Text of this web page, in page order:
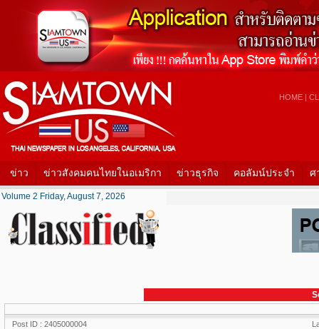
HOME |
ข่าว ข่าวสังคมคนไทยในอเมริกา ข่าวธุรกิจ คอลัมน์ประจำ ศ
Volume 2 Friday, August 7, 2026
Post ID : 2405000004